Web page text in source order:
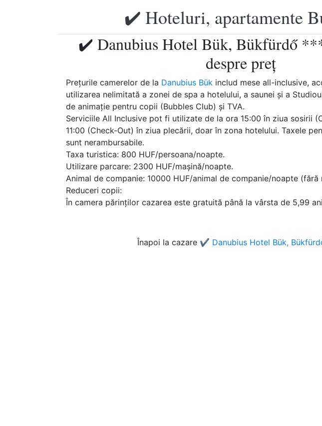
✔️ Hoteluri, apartamente
✔️ Danubius Hotel Bük, Bükfürdő
despre preț
Prețurile camerelor de la Danubius Bük includ mese all-inclusive,
utilizarea nelimitată a zonei de spa a hotelului, a saunei și a
de animație pentru copii (Bubbles Club) și TVA.
Serviciile All Inclusive pot fi utilizate de la ora 15:00 în ziua sosirii
11:00 (Check-Out) în ziua plecării, doar în zona hotelului. Taxele
sunt nerambursabile.
Taxa turistica: 800 HUF/persoana/noapte.
Utilizare parcare: 2300 HUF/mașină/noapte.
Animal de companie: 10000 HUF/animal de companie/noapte (fără
Reduceri copii:
În camera părinților cazarea este gratuită până la vârsta de 5,99
Înapoi la cazare ✔️ Danubius Hotel Bük,